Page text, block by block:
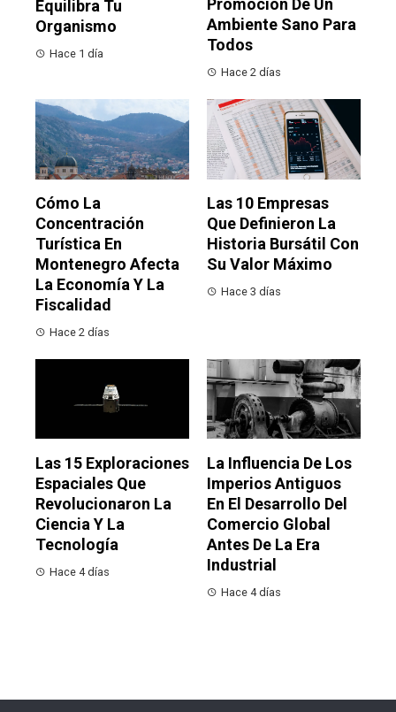
Equilibra Tu
Organismo
Hace 1 día
Promoción De Un
Ambiente Sano Para
Todos
Hace 2 días
Cómo La
Concentración
Turística En
Montenegro Afecta
La Economía Y La
Fiscalidad
Hace 2 días
Las 10 Empresas
Que Definieron La
Historia Bursátil Con
Su Valor Máximo
Hace 3 días
Las 15 Exploraciones
Espaciales Que
Revolucionaron La
Ciencia Y La
Tecnología
Hace 4 días
La Influencia De Los
Imperios Antiguos
En El Desarrollo Del
Comercio Global
Antes De La Era
Industrial
Hace 4 días